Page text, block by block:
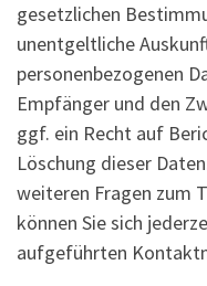
gesetzlichen
unentgeltliche
personenbezogenen
Empfänger und den
ggf. ein Recht auf
Löschung dieser
weiteren Fragen zum
können Sie sich
aufgeführten